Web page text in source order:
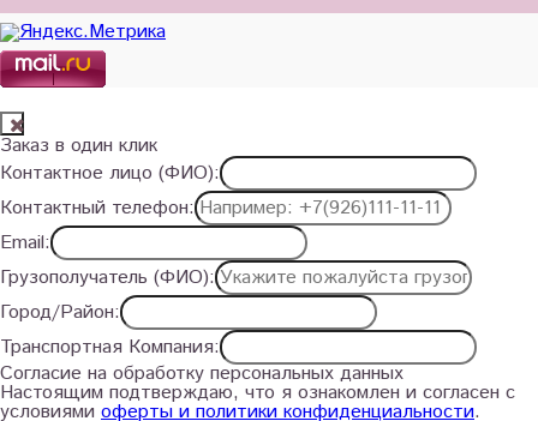
Заказ в один клик
Контактное лицо (ФИО):
Контактный телефон:
Email:
Грузополучатель (ФИО):
Город/Район:
Транспортная Компания:
Согласие на обработку персональных данных
Настоящим подтверждаю, что я ознакомлен и согласен с
условиями оферты и политики конфиденциальности.